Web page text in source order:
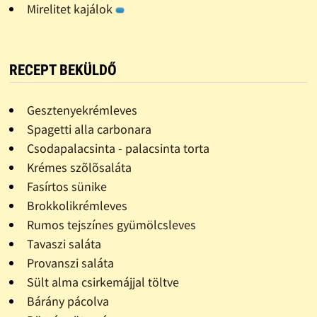
Mirelitet kajálok
RECEPT BEKÜLDŐ
Gesztenyekrémleves
Spagetti alla carbonara
Csodapalacsinta - palacsinta torta
Krémes szõlõsaláta
Fasírtos sünike
Brokkolikrémleves
Rumos tejszínes gyümölcsleves
Tavaszi saláta
Provanszi saláta
Sült alma csirkemájjal töltve
Bárány pácolva